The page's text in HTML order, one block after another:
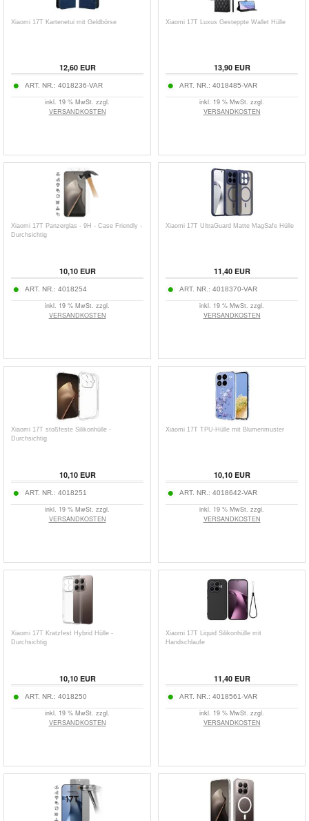
Xiaomi 17T Kartenetui mit Geldbörse
12,60EUR
ART. NR.: 4018236-VAR
inkl. 19 % MwSt. zzgl.
VERSANDKOSTEN
Xiaomi 17T Luxus Gesteppte Wallet Hülle
13,90EUR
ART. NR.: 4018485-VAR
inkl. 19 % MwSt. zzgl.
VERSANDKOSTEN
Xiaomi 17T Panzerglas - 9H - Case Friendly -
Durchsichtig
10,10EUR
ART. NR.: 4018254
inkl. 19 % MwSt. zzgl.
VERSANDKOSTEN
Xiaomi 17T UltraGuard Matte MagSafe Hülle
11,40EUR
ART. NR.: 4018370-VAR
inkl. 19 % MwSt. zzgl.
VERSANDKOSTEN
Xiaomi 17T stoßfeste Silikonhülle -
Durchsichtig
10,10EUR
ART. NR.: 4018251
inkl. 19 % MwSt. zzgl.
VERSANDKOSTEN
Xiaomi 17T TPU-Hülle mit Blumenmuster
10,10EUR
ART. NR.: 4018642-VAR
inkl. 19 % MwSt. zzgl.
VERSANDKOSTEN
Xiaomi 17T Kratzfest Hybrid Hülle -
Durchsichtig
10,10EUR
ART. NR.: 4018250
inkl. 19 % MwSt. zzgl.
VERSANDKOSTEN
Xiaomi 17T Liquid Silikonhülle mit
Handschlaufe
11,40EUR
ART. NR.: 4018561-VAR
inkl. 19 % MwSt. zzgl.
VERSANDKOSTEN